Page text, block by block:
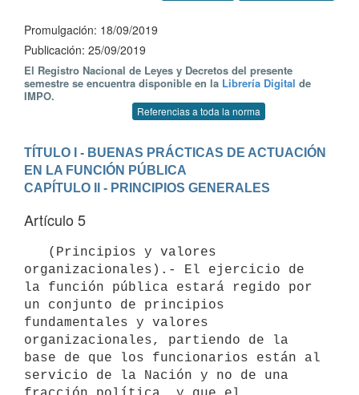
Promulgación: 18/09/2019
Publicación: 25/09/2019
El Registro Nacional de Leyes y Decretos del presente
semestre se encuentra disponible en la Librería Digital de
IMPO.
Referencias a toda la norma
TÍTULO I - BUENAS PRÁCTICAS DE ACTUACIÓN
EN LA FUNCIÓN PÚBLICA
CAPÍTULO II - PRINCIPIOS GENERALES
Artículo 5
organizacionales).- El ejercicio de
la función pública estará regido por
un conjunto de principios
fundamentales y valores
organizacionales, partiendo de la
base de que los funcionarios están al
servicio de la Nación y no de una